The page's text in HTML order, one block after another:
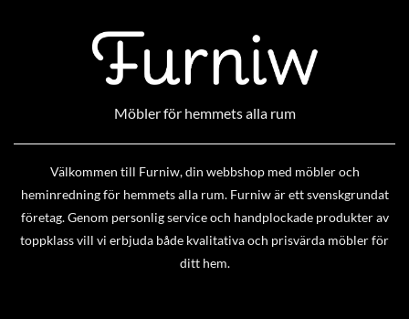
Möbler för hemmets alla rum
Välkommen till Furniw, din webbshop med möbler och
heminredning för hemmets alla rum. Furniw är ett svenskgrundat
företag. Genom personlig service och handplockade produkter av
toppklass vill vi erbjuda både kvalitativa och prisvärda möbler för
ditt hem.